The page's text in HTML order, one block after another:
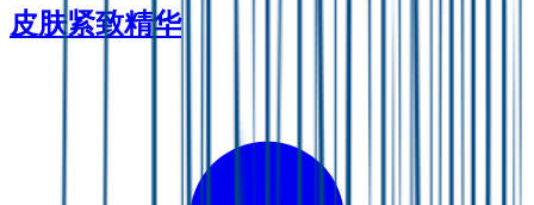
皮肤紧致精华